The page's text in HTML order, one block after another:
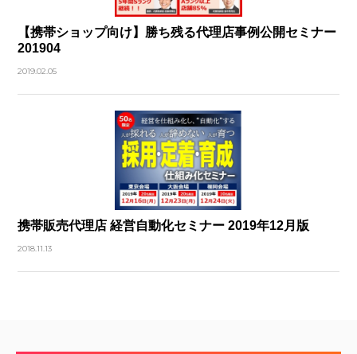
【携帯ショップ向け】勝ち残る代理店事例公開セミナー
201904
2019.02.05
携帯販売代理店 経営自動化セミナー 2019年12月版
2018.11.13